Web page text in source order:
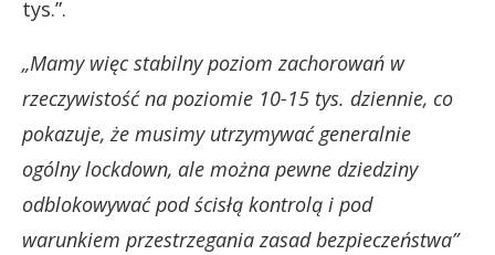
tys.”.
„Mamy więc stabilny poziom zachorowań w
rzeczywistość na poziomie 10-15 tys. dziennie, co
pokazuje, że musimy utrzymywać generalnie
ogólny lockdown, ale można pewne dziedziny
odblokowywać pod ścisłą kontrolą i pod
warunkiem przestrzegania zasad bezpieczeństwa”